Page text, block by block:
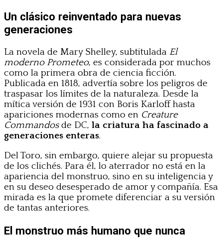
Un clásico reinventado para nuevas
generaciones
La novela de Mary Shelley, subtitulada El
moderno Prometeo, es considerada por muchos
como la primera obra de ciencia ficción.
Publicada en 1818, advertía sobre los peligros de
traspasar los límites de la naturaleza. Desde la
mítica versión de 1931 con Boris Karloff hasta
apariciones modernas como en Creature
Commandosde DC, la criatura ha fascinado a
generaciones enteras.
Del Toro, sin embargo, quiere alejar su propuesta
de los clichés. Para él, lo aterrador no está en la
apariencia del monstruo, sino en su inteligencia y
en su deseo desesperado de amor y compañía. Esa
mirada es la que promete diferenciar a su versión
de tantas anteriores.
El monstruo más humano que nunca